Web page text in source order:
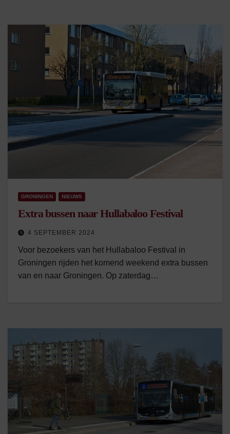
GRONINGEN NIEUWS
Extra bussen naar Hullabaloo Festival
4 SEPTEMBER 2024
Voor bezoekers van het Hullabaloo Festival in
Groningen rijden het komend weekend extra bussen
van en naar Groningen. Op zaterdag…